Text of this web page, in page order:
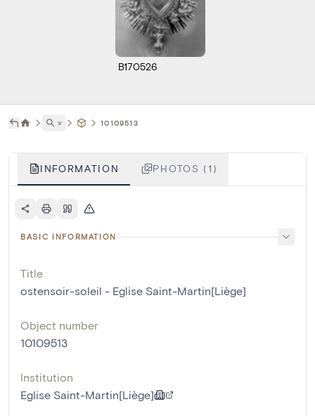
B170526
˅ 10109513
INFORMATION PHOTOS (1)
BASIC INFORMATION
Title
ostensoir-soleil - Eglise Saint-Martin[Liège]
Object number
10109513
Institution
Eglise Saint-Martin[Liège]